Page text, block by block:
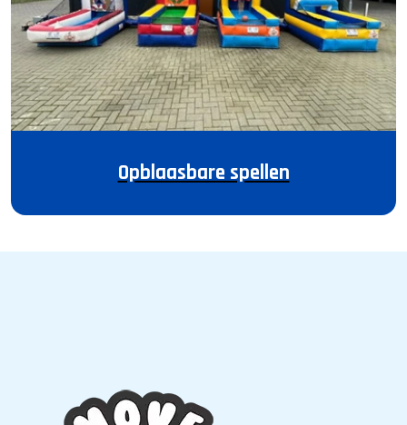
Opblaasbare spellen